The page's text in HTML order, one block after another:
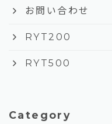
keyboard_arrow_right お問い合わせ
keyboard_arrow_right RYT200
keyboard_arrow_right RYT500
Category